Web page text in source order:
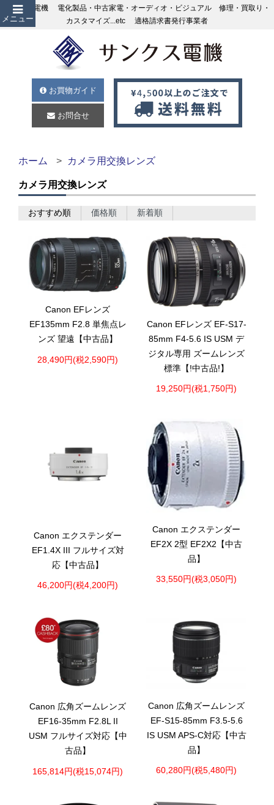
メニュー
サンクス電機 電化製品・中古家電・オーディオ・ビジュアル 修理・買取り・
カスタマイズ...etc 適格請求書発行事業者
お買物ガイド
お問合せ
ホーム カメラ用交換レンズ
カメラ用交換レンズ
おすすめ順 価格順 新着順
Canon EFレンズ
EF135mm F2.8 単焦点レ
ンズ 望遠【中古品】
28,490円(税2,590円)
Canon EFレンズ EF-S17-
85mm F4-5.6 IS USM デ
ジタル専用 ズームレンズ
標準【!中古品!】
19,250円(税1,750円)
Canon エクステンダー
EF1.4X III フルサイズ対
応【中古品】
46,200円(税4,200円)
Canon エクステンダー
EF2X 2型 EF2X2【中古
品】
33,550円(税3,050円)
Canon 広角ズームレンズ
EF16-35mm F2.8L II
USM フルサイズ対応【中
古品】
165,814円(税15,074円)
Canon 広角ズームレンズ
EF-S15-85mm F3.5-5.6
IS USM APS-C対応【中古
品】
60,280円(税5,480円)